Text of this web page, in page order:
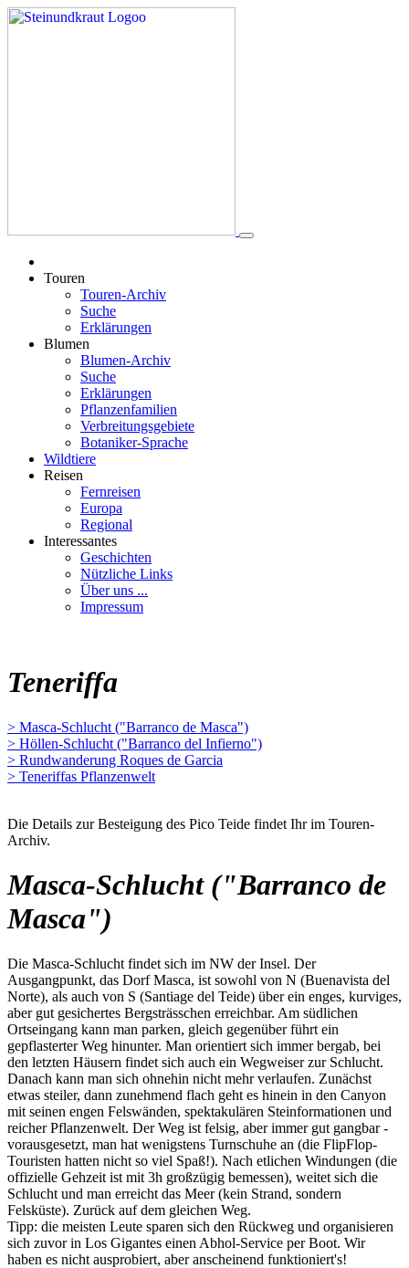
Touren
Touren-Archiv
Suche
Erklärungen
Blumen
Blumen-Archiv
Suche
Erklärungen
Pflanzenfamilien
Verbreitungsgebiete
Botaniker-Sprache
Wildtiere
Reisen
Fernreisen
Europa
Regional
Interessantes
Geschichten
Nützliche Links
Über uns ...
Impressum
Teneriffa
> Masca-Schlucht ("Barranco de Masca")
> Höllen-Schlucht ("Barranco del Infierno")
> Rundwanderung Roques de Garcia
> Teneriffas Pflanzenwelt
Die Details zur Besteigung des Pico Teide findet Ihr im Touren-
Archiv.
Masca-Schlucht ("Barranco de
Masca")
Die Masca-Schlucht findet sich im NW der Insel. Der
Ausgangpunkt, das Dorf Masca, ist sowohl von N (Buenavista del
Norte), als auch von S (Santiage del Teide) über ein enges, kurviges,
aber gut gesichertes Bergsträsschen erreichbar. Am südlichen
Ortseingang kann man parken, gleich gegenüber führt ein
gepflasterter Weg hinunter. Man orientiert sich immer bergab, bei
den letzten Häusern findet sich auch ein Wegweiser zur Schlucht.
Danach kann man sich ohnehin nicht mehr verlaufen. Zunächst
etwas steiler, dann zunehmend flach geht es hinein in den Canyon
mit seinen engen Felswänden, spektakulären Steinformationen und
reicher Pflanzenwelt. Der Weg ist felsig, aber immer gut gangbar -
vorausgesetzt, man hat wenigstens Turnschuhe an (die FlipFlop-
Touristen hatten nicht so viel Spaß!). Nach etlichen Windungen (die
offizielle Gehzeit ist mit 3h großzügig bemessen), weitet sich die
Schlucht und man erreicht das Meer (kein Strand, sondern
Felsküste). Zurück auf dem gleichen Weg.
Tipp: die meisten Leute sparen sich den Rückweg und organisieren
sich zuvor in Los Gigantes einen Abhol-Service per Boot. Wir
haben es nicht ausprobiert, aber anscheinend funktioniert's!